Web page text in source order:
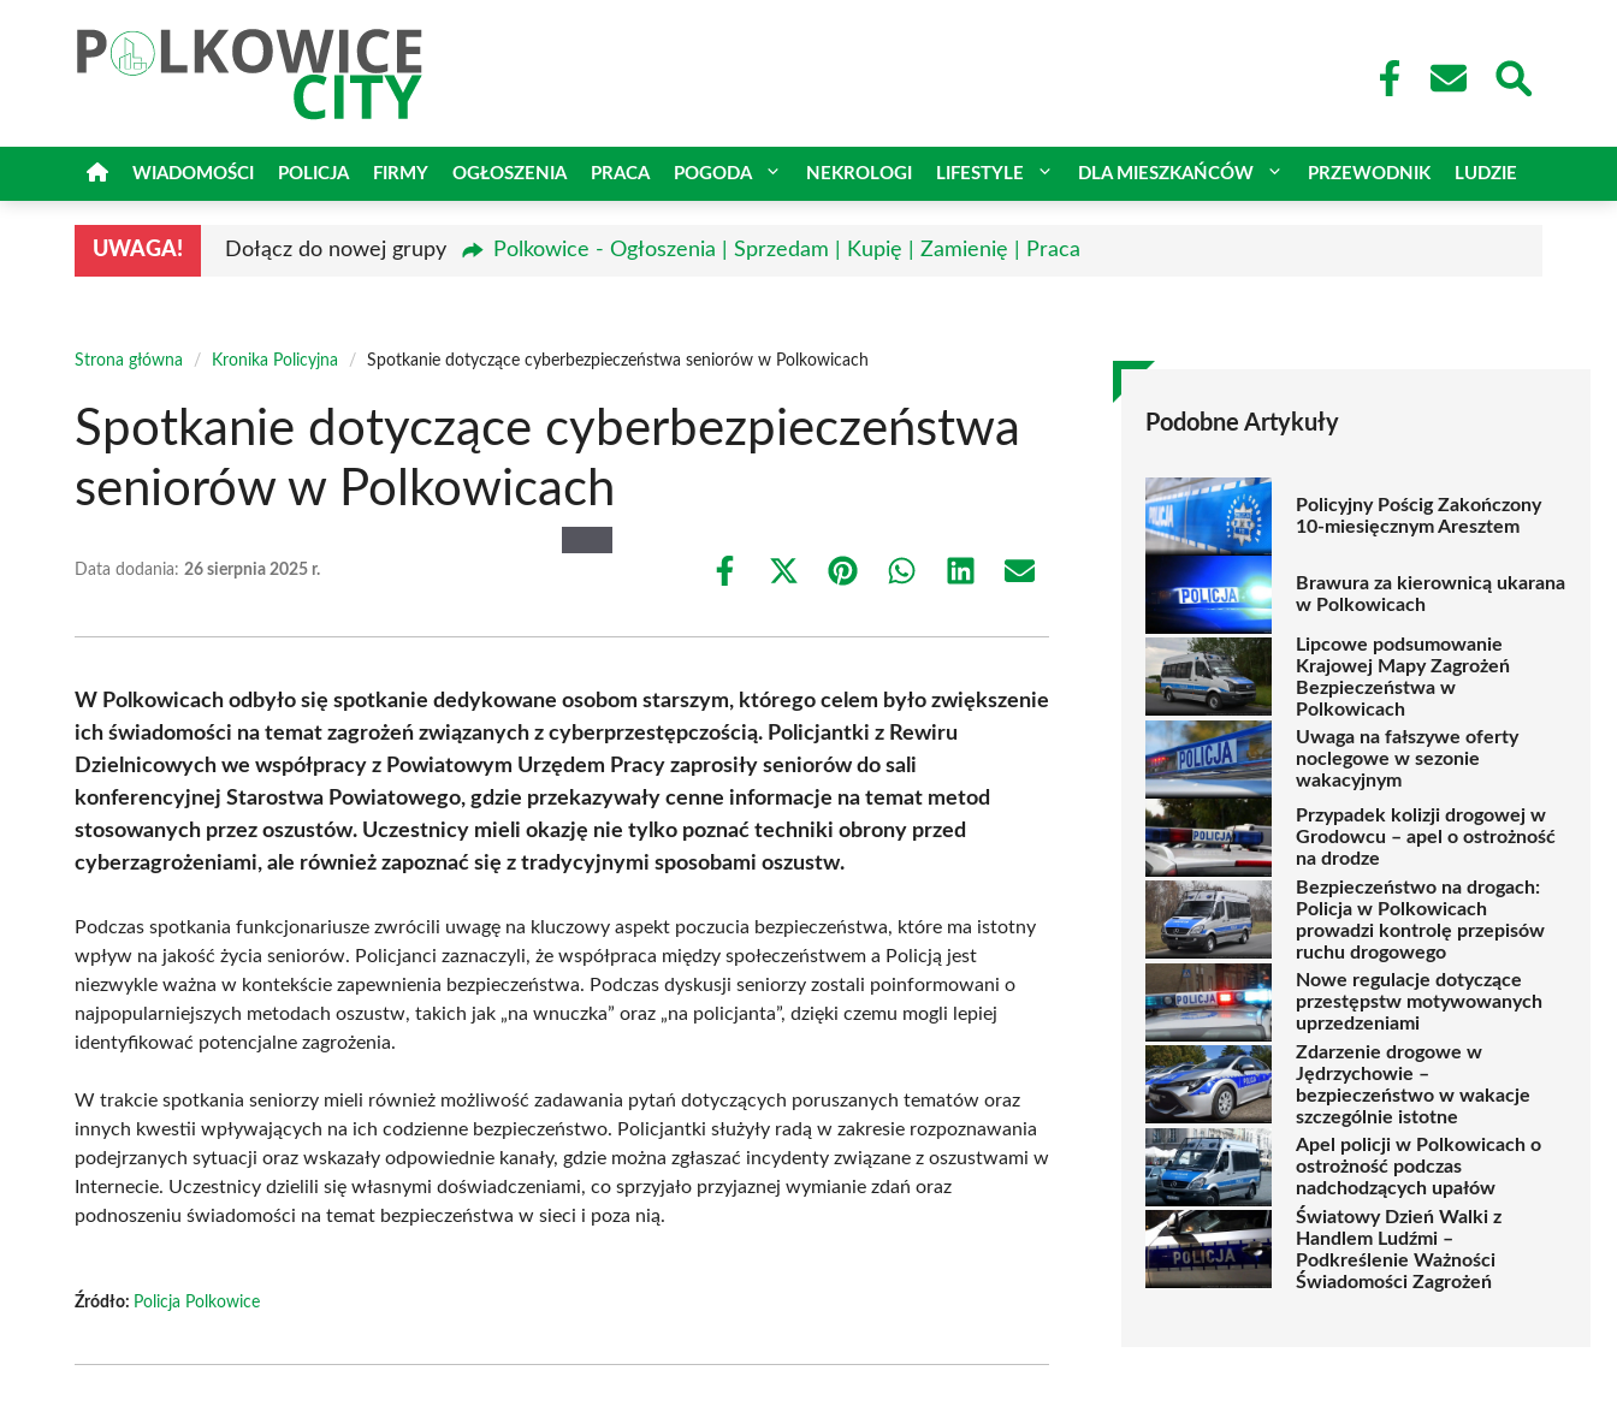
WIADOMOŚCI POLICJA FIRMY OGŁOSZENIA PRACA POGODA NEKROLOGI LIFESTYLE DLA MIESZKAŃCÓW PRZEWODNIK LUDZIE
UWAGA! Dołącz do nowej grupy Polkowice - Ogłoszenia | Sprzedam | Kupię | Zamienię | Praca
Strona główna / Kronika Policyjna / Spotkanie dotyczące cyberbezpieczeństwa seniorów w Polkowicach
Spotkanie dotyczące cyberbezpieczeństwa
seniorów w Polkowicach
Data dodania: 26 sierpnia 2025 r.
Share
Share
(Twitter)
Share Share Share Share
W Polkowicach odbyło się spotkanie dedykowane osobom starszym, którego celem było zwiększenie
ich świadomości na temat zagrożeń związanych z cyberprzestępczością. Policjantki z Rewiru
Dzielnicowych we współpracy z Powiatowym Urzędem Pracy zaprosiły seniorów do sali
konferencyjnej Starostwa Powiatowego, gdzie przekazywały cenne informacje na temat metod
stosowanych przez oszustów. Uczestnicy mieli okazję nie tylko poznać techniki obrony przed
cyberzagrożeniami, ale również zapoznać się z tradycyjnymi sposobami oszustw.
Podczas spotkania funkcjonariusze zwrócili uwagę na kluczowy aspekt poczucia bezpieczeństwa, które ma istotny
wpływ na jakość życia seniorów. Policjanci zaznaczyli, że współpraca między społeczeństwem a Policją jest
niezwykle ważna w kontekście zapewnienia bezpieczeństwa. Podczas dyskusji seniorzy zostali poinformowani o
najpopularniejszych metodach oszustw, takich jak „na wnuczka” oraz „na policjanta”, dzięki czemu mogli lepiej
identyfikować potencjalne zagrożenia.
W trakcie spotkania seniorzy mieli również możliwość zadawania pytań dotyczących poruszanych tematów oraz
innych kwestii wpływających na ich codzienne bezpieczeństwo. Policjantki służyły radą w zakresie rozpoznawania
podejrzanych sytuacji oraz wskazały odpowiednie kanały, gdzie można zgłaszać incydenty związane z oszustwami w
Internecie. Uczestnicy dzielili się własnymi doświadczeniami, co sprzyjało przyjaznej wymianie zdań oraz
podnoszeniu świadomości na temat bezpieczeństwa w sieci i poza nią.
Źródło: Policja Polkowice
Podobne Artykuły
Policyjny Pościg Zakończony
10-miesięcznym Aresztem
Brawura za kierownicą ukarana
w Polkowicach
Lipcowe podsumowanie
Krajowej Mapy Zagrożeń
Bezpieczeństwa w
Polkowicach
Uwaga na fałszywe oferty
noclegowe w sezonie
wakacyjnym
Przypadek kolizji drogowej w
Grodowcu – apel o ostrożność
na drodze
Bezpieczeństwo na drogach:
Policja w Polkowicach
prowadzi kontrolę przepisów
ruchu drogowego
Nowe regulacje dotyczące
przestępstw motywowanych
uprzedzeniami
Zdarzenie drogowe w
Jędrzychowie –
bezpieczeństwo w wakacje
szczególnie istotne
Apel policji w Polkowicach o
ostrożność podczas
nadchodzących upałów
Światowy Dzień Walki z
Handlem Ludźmi –
Podkreślenie Ważności
Świadomości Zagrożeń